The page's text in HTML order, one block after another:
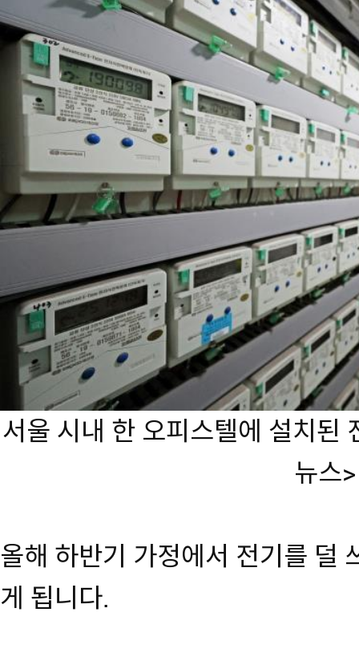
서울 시내 한 오피스텔에 설치된
뉴스>
올해 하반기 가정에서 전기를 덜
게 됩니다.